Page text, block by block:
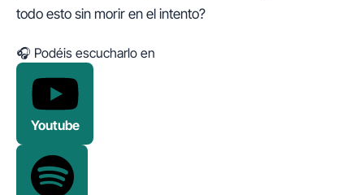
todo esto sin morir en el intento?
🎧 Podéis escucharlo en
Youtube